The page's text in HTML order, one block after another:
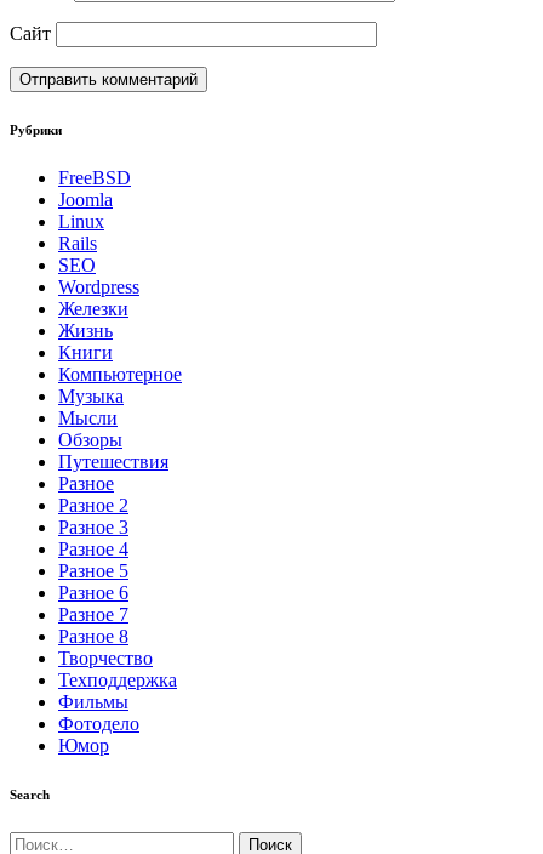
Сайт
Рубрики
FreeBSD
Joomla
Linux
Rails
SEO
Wordpress
Железки
Жизнь
Книги
Компьютерное
Музыка
Мысли
Обзоры
Путешествия
Разное
Разное 2
Разное 3
Разное 4
Разное 5
Разное 6
Разное 7
Разное 8
Творчество
Техподдержка
Фильмы
Фотодело
Юмор
Search
Найти: